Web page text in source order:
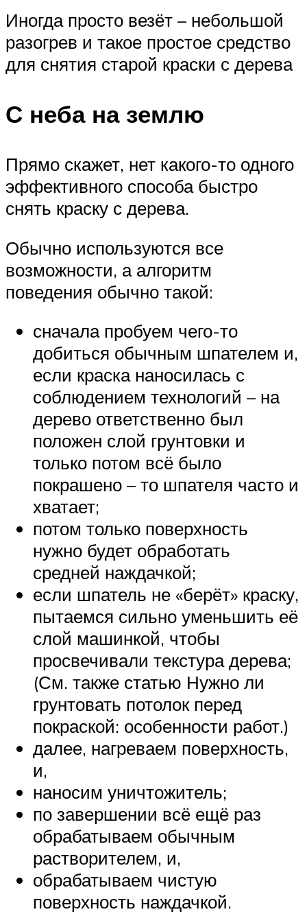
Иногда просто везёт – небольшой
разогрев и такое простое средство
для снятия старой краски с дерева
С неба на землю
Прямо скажет, нет какого-то одного
эффективного способа быстро
снять краску с дерева.
Обычно используются все
возможности, а алгоритм
поведения обычно такой:
сначала пробуем чего-то
добиться обычным шпателем и,
если краска наносилась с
соблюдением технологий – на
дерево ответственно был
положен слой грунтовки и
только потом всё было
покрашено – то шпателя часто и
хватает;
потом только поверхность
нужно будет обработать
средней наждачкой;
если шпатель не «берёт» краску,
пытаемся сильно уменьшить её
слой машинкой, чтобы
просвечивали текстура дерева;
(См. также статью Нужно ли
грунтовать потолок перед
покраской: особенности работ.)
далее, нагреваем поверхность,
и,
наносим уничтожитель;
по завершении всё ещё раз
обрабатываем обычным
растворителем, и,
обрабатываем чистую
поверхность наждачкой.